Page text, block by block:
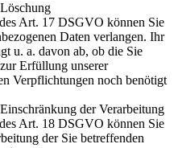
Art. 17 DSGVO können Sie
Daten verlangen. Ihr
u. a. davon ab, ob die Sie
Erfüllung unserer
Verpflichtungen noch benötigt
der Verarbeitung
Art. 18 DSGVO können Sie
der Sie betreffenden